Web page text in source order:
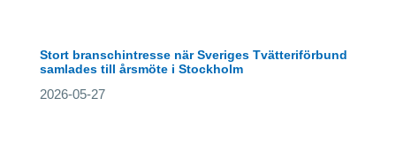
Stort branschintresse när Sveriges Tvätteriförbund
samlades till årsmöte i Stockholm
2026-05-27